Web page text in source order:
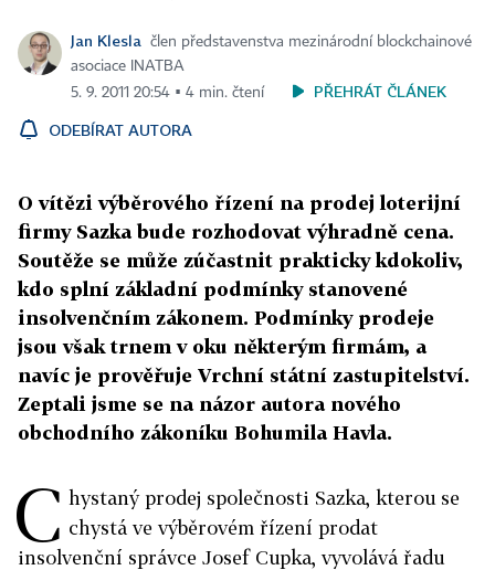
Jan Klesla
člen představenstva mezinárodní blockchainové
asociace INATBA
5. 9. 2011 20:54 ▪ 4 min. čtení
PŘEHRÁT ČLÁNEK
ODEBÍRAT AUTORA
O vítězi výběrového řízení na prodej loterijní
firmy Sazka bude rozhodovat výhradně cena.
Soutěže se může zúčastnit prakticky kdokoliv,
kdo splní základní podmínky stanovené
insolvenčním zákonem. Podmínky prodeje
jsou však trnem v oku některým firmám, a
navíc je prověřuje Vrchní státní zastupitelství.
Zeptali jsme se na názor autora nového
obchodního zákoníku Bohumila Havla.
C hystaný prodej společnosti Sazka, kterou se
chystá ve výběrovém řízení prodat
insolvenční správce Josef Cupka, vyvolává řadu